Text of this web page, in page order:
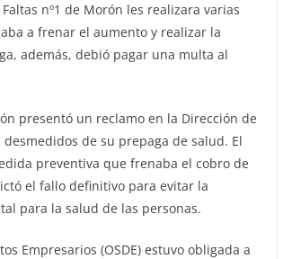
nº1 de Morón les realizara varias
a frenar el aumento y realizar la
además, debió pagar una multa al
presentó un reclamo en la Dirección de
de su prepaga de salud. El
preventiva que frenaba el cobro de
el fallo definitivo para evitar la
para la salud de las personas.
Empresarios (OSDE) estuvo obligada a